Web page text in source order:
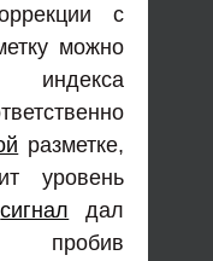
с
можно
разметке,
уровень
сигнал дал
пробив